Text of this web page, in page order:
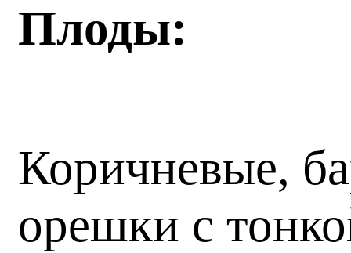
Плоды:
Коричневые,
орешки с